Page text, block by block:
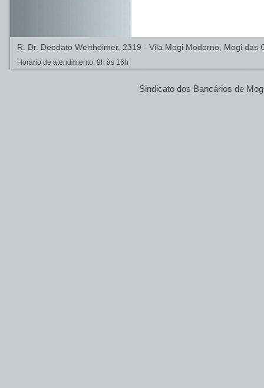
R. Dr. Deodato Wertheimer, 2319 - Vila Mogi Moderno, Mogi das
Horário de atendimento: 9h às 16h
Sindicato dos Bancários de